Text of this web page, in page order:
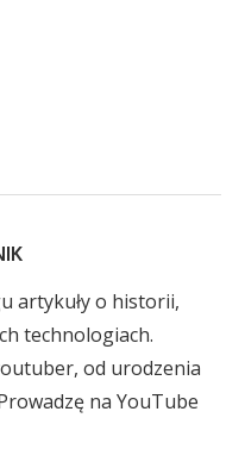
artykuły o historii,
technologiach.
od urodzenia
na YouTube